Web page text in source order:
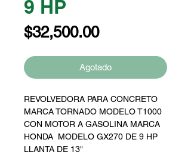
9 HP
$32,500.00Precio
Agotado
REVOLVEDORA PARA CONCRETO
MARCA TORNADO MODELO T1000
CON MOTOR A GASOLINA MARCA
HONDA MODELO GX270 DE 9 HP
LLANTA DE 13"